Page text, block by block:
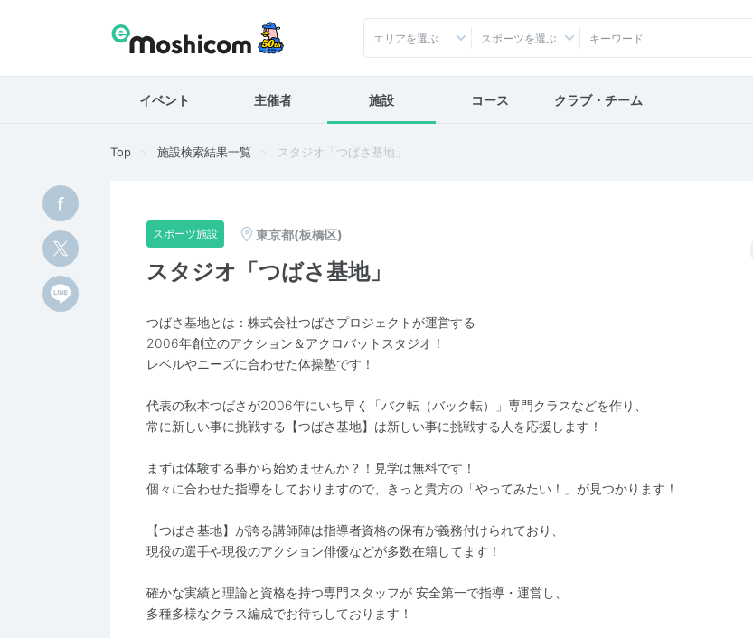
エリアを選ぶ スポーツを選ぶ
イベント 主催者 施設 コース クラブ・チーム
Top 施設検索結果一覧 スタジオ「つばさ基地」
スポーツ施設 東京都(板橋区)
スタジオ「つばさ基地」
つばさ基地とは：株式会社つばさプロジェクトが運営する
2006年創立のアクション＆アクロバットスタジオ！
レベルやニーズに合わせた体操塾です！
代表の秋本つばさが2006年にいち早く「バク転（バック転）」専門クラスなどを作り、
常に新しい事に挑戦する【つばさ基地】は新しい事に挑戦する人を応援します！
まずは体験する事から始めませんか？！見学は無料です！
個々に合わせた指導をしておりますので、きっと貴方の「やってみたい！」が見つかります！
【つばさ基地】が誇る講師陣は指導者資格の保有が義務付けられており、
現役の選手や現役のアクション俳優などが多数在籍してます！
確かな実績と理論と資格を持つ専門スタッフが 安全第一で指導・運営し、
多種多様なクラス編成でお待ちしております！